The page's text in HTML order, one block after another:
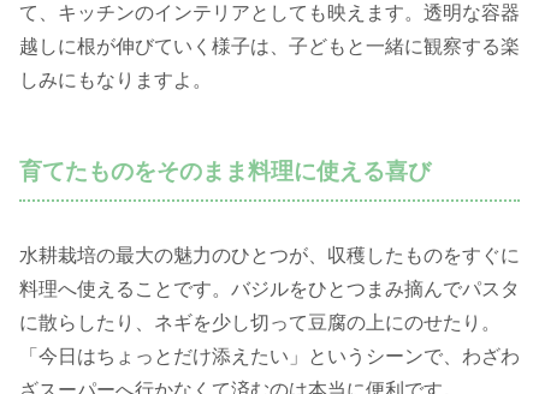
て、キッチンのインテリアとしても映えます。透明な容器
越しに根が伸びていく様子は、子どもと一緒に観察する楽
しみにもなりますよ。
育てたものをそのまま料理に使える喜び
水耕栽培の最大の魅力のひとつが、収穫したものをすぐに
料理へ使えることです。バジルをひとつまみ摘んでパスタ
に散らしたり、ネギを少し切って豆腐の上にのせたり。
「今日はちょっとだけ添えたい」というシーンで、わざわ